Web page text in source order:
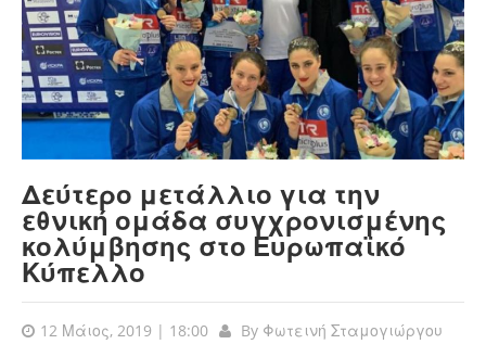
Δεύτερο μετάλλιο για την
εθνική ομάδα συγχρονισμένης
κολύμβησης στο Ευρωπαϊκό
Κύπελλο
12 Μάιος, 2019 | 18:00 By Φωτεινή Σταμογιώργου